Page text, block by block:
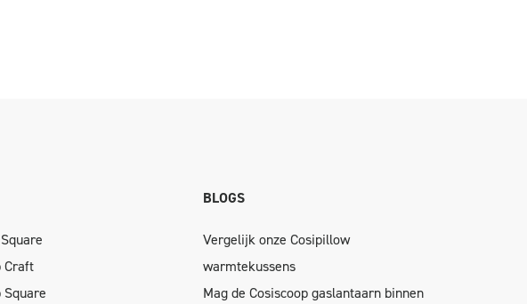
Craft
Square
BLOGS
Vergelijk onze Cosipillow
warmtekussens
Mag de Cosiscoop gaslantaarn binnen